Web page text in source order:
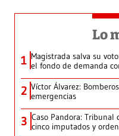
Lo
1 Magistrada salva su
el fondo de demanda
2 Víctor Álvarez:
emergencias
3 Caso Pandora:
cinco imputados y